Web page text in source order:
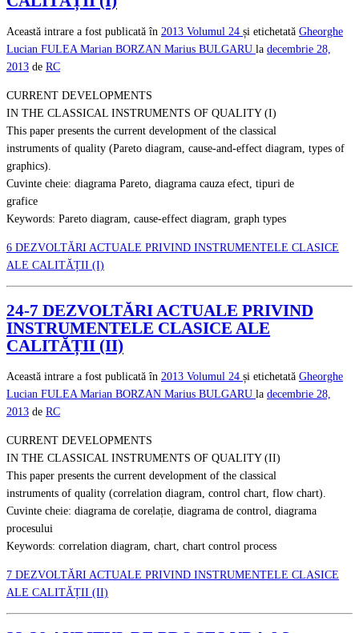
Această intrare a fost publicată în 2013 Volumul 24 și etichetată Gheorghe
Lucian FULEA Marian BORZAN Marius BULGARU la decembrie 28,
2013 de RC
CURRENT DEVELOPMENTS
IN THE CLASSICAL INSTRUMENTS OF QUALITY (I)
This paper presents the current development of the classical
instruments of quality (Pareto diagram, cause-and-effect diagram, types of
graphics).
Cuvinte cheie: diagrama Pareto, diagrama cauza efect, tipuri de
grafice
Keywords: Pareto diagram, cause-effect diagram, graph types
6 DEZVOLTĂRI ACTUALE PRIVIND INSTRUMENTELE CLASICE
ALE CALITĂȚII (I)
24-7 DEZVOLTĂRI ACTUALE PRIVIND
INSTRUMENTELE CLASICE ALE
CALITĂȚII (II)
Această intrare a fost publicată în 2013 Volumul 24 și etichetată Gheorghe
Lucian FULEA Marian BORZAN Marius BULGARU la decembrie 28,
2013 de RC
CURRENT DEVELOPMENTS
IN THE CLASSICAL INSTRUMENTS OF QUALITY (II)
This paper presents the current development of the classical
instruments of quality (correlation diagram, control chart, flow chart).
Cuvinte cheie: diagrama de corelație, diagrama de control, diagrama
procesului
Keywords: correlation diagram, chart, chart control process
7 DEZVOLTĂRI ACTUALE PRIVIND INSTRUMENTELE CLASICE
ALE CALITĂȚII (II)